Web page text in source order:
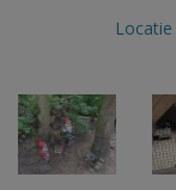
Locatie